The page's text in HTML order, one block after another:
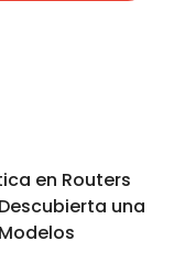
en Routers
una